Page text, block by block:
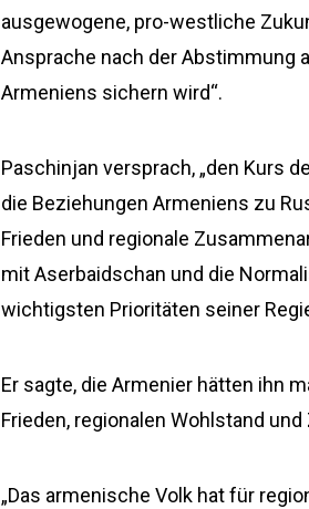
ausgewogene, pro-westliche
Ansprache nach der Abstimmung
Armeniens sichern wird“.
Paschinjan versprach, „den Kurs
die Beziehungen Armeniens zu
Frieden und regionale
mit Aserbaidschan und die
wichtigsten Prioritäten seiner
Er sagte, die Armenier hätten ihn
Frieden, regionalen Wohlstand
„Das armenische Volk hat für